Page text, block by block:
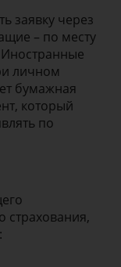
заявку через
– по месту
Иностранные
личном
бумажная
который
по
страхования,